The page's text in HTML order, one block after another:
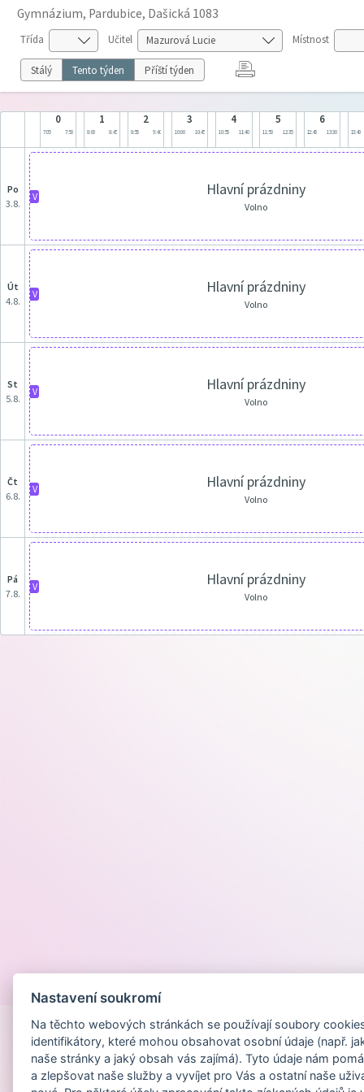
Gymnázium, Pardubice, Dašická 1083
Třída Učitel Místnost
Stálý Tento týden Příští týden
0
7:05 7:50
1
8:00 8:45
2
8:55 9:40
3
10:00 10:45
4
10:55 11:40
5
11:50 12:35
6
12:45 13:30 13:40
po
3.8.
V Hlavní prázdniny
Volno
út
4.8.
V Hlavní prázdniny
Volno
st
5.8.
V Hlavní prázdniny
Volno
čt
6.8.
V Hlavní prázdniny
Volno
pá
7.8.
V Hlavní prázdniny
Volno
Nastavení soukromí
Na těchto webových stránkách se používají soubory
identifikátory, které mohou obsahovat osobní údaje (např.
naše stránky a jaký obsah vás zajímá). Tyto údaje nám
a zlepšovat naše služby a vyvíjet pro Vás a ostatní naše